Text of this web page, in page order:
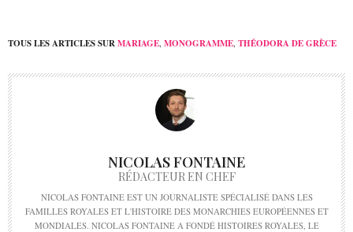
TOUS LES ARTICLES SURMARIAGE MONOGRAMME THÉODORA DE GRÈCE
NICOLAS FONTAINE
RÉDACTEUR EN CHEF
NICOLAS FONTAINE EST UN JOURNALISTE SPÉCIALISÉ DANS LES
FAMILLES ROYALES ET L'HISTOIRE DES MONARCHIES EUROPÉENNES ET
MONDIALES. NICOLAS FONTAINE A FONDÉ HISTOIRES ROYALES, LE